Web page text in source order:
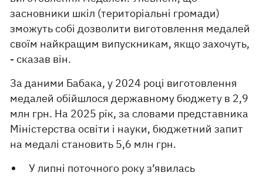
засновники шкіл (територіальні громади)
зможуть собі дозволити виготовлення медалей
своїм найкращим випускникам, якщо захочуть,
- сказав він.
За даними Бабака, у 2024 році виготовлення
медалей обійшлося державному бюджету в 2,9
млн грн. На 2025 рік, за словами представника
Міністерства освіти і науки, бюджетний запит
на медалі становить 5,6 млн грн.
У липні поточного року з’явилась